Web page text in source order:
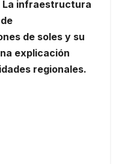
La infraestructura
de soles y su
explicación
regionales.